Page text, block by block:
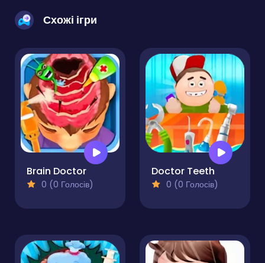
Схожі ігри
Brain Doctor
0 (0 Голосів)
Doctor Teeth
0 (0 Голосів)